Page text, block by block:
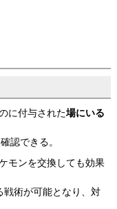
に付与された場にいる
認できる。
モンを交換しても効果
戦術が可能となり、対